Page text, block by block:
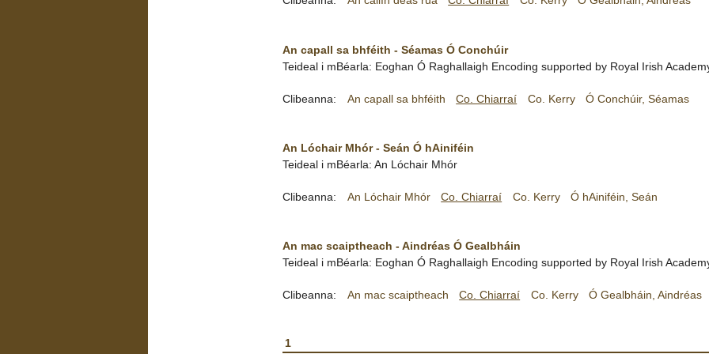
An capall sa bhféith - Séamas Ó Conchúir
Teideal i mBéarla: Eoghan Ó Raghallaigh Encoding supported by Royal Irish
Clibeanna: An capall sa bhféith Co. Chiarraí Co. Kerry Ó Conchúir, Séamas
An Lóchair Mhór - Seán Ó hAiniféin
Teideal i mBéarla: An Lóchair Mhór
Clibeanna: An Lóchair Mhór Co. Chiarraí Co. Kerry Ó hAiniféin, Seán
An mac scaiptheach - Aindréas Ó Gealbháin
Teideal i mBéarla: Eoghan Ó Raghallaigh Encoding supported by Royal Irish
Clibeanna: An mac scaiptheach Co. Chiarraí Co. Kerry Ó Gealbháin, Aindréas
1